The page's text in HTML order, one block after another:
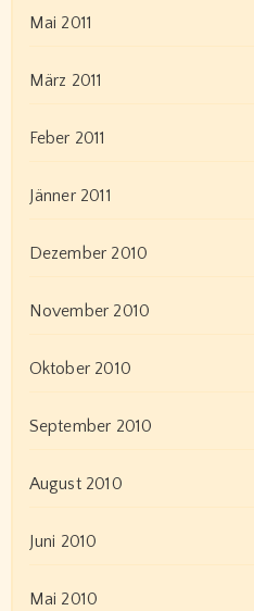
Mai 2011
März 2011
Feber 2011
Jänner 2011
Dezember 2010
November 2010
Oktober 2010
September 2010
August 2010
Juni 2010
Mai 2010